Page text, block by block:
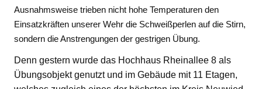
Ausnahmsweise trieben nicht hohe Temperaturen den
Einsatzkräften unserer Wehr die Schweißperlen auf die Stirn,
sondern die Anstrengungen der gestrigen Übung.
Denn gestern wurde das Hochhaus Rheinallee 8 als
Übungsobjekt genutzt und im Gebäude mit 11 Etagen,